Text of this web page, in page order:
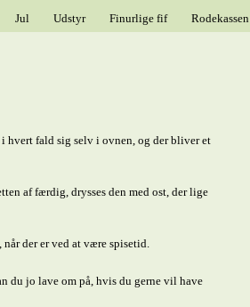
Jul Udstyr Finurlige fif Rodekassen
i hvert fald sig selv i ovnen, og der bliver et
af færdig, drysses den med ost, der lige
der er ved at være spisetid.
du jo lave om på, hvis du gerne vil have